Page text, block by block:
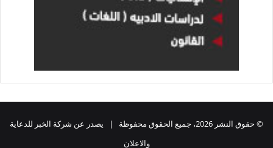
© حقوق النشر 2026، جميع الحقوق محفوظة | يصدر عن شركة الخبر للدعاية
والاعلان